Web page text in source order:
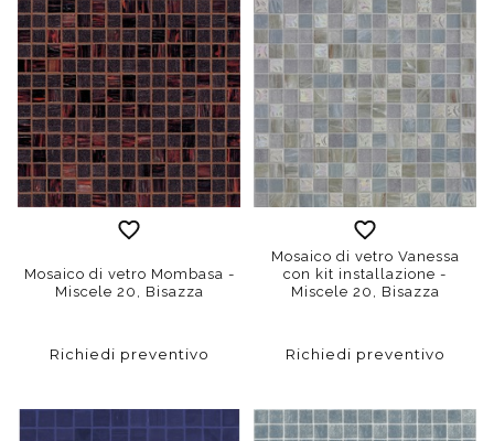
Mosaico di vetro Mombasa -
Miscele 20, Bisazza
Richiedi preventivo
Mosaico di vetro Vanessa
con kit installazione -
Miscele 20, Bisazza
Richiedi preventivo